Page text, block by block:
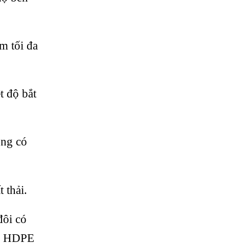
tối đa
độ bắt
có
thải.
có
HDPE